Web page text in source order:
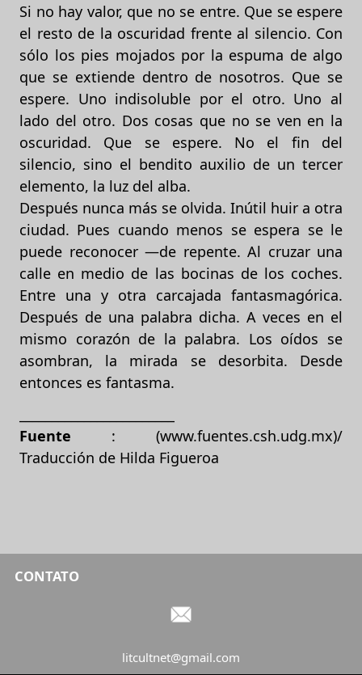
Si no hay valor, que no se entre. Que se espere
el resto de la oscuridad frente al silencio. Con
sólo los pies mojados por la espuma de algo
que se extiende dentro de nosotros. Que se
espere. Uno indisoluble por el otro. Uno al
lado del otro. Dos cosas que no se ven en la
oscuridad. Que se espere. No el fin del
silencio, sino el bendito auxilio de un tercer
elemento, la luz del alba.
Después nunca más se olvida. Inútil huir a otra
ciudad. Pues cuando menos se espera se le
puede reconocer —de repente. Al cruzar una
calle en medio de las bocinas de los coches.
Entre una y otra carcajada fantasmagórica.
Después de una palabra dicha. A veces en el
mismo corazón de la palabra. Los oídos se
asombran, la mirada se desorbita. Desde
entonces es fantasma.
Fuente : (www.fuentes.csh.udg.mx)/
Traducción de Hilda Figueroa
CONTATO
litcultnet@gmail.com